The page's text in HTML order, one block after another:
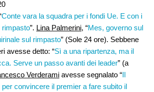
Conte vara la squadra per i fondi Ue. E con i
rimpasto”. Lina Palmerini, “Mes, governo sul
sul rimpasto” (Sole 24 ore). Sebbene
avesse detto: “Sì a una ripartenza, ma il
Serve un passo avanti dei leader” (a
Verderami avesse segnalato “Il
convincere il premier a fare subito il